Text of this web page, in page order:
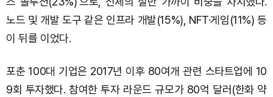
노드 및 개발 도구 같은 인프라 개발(15%), NFT·게임(11%) 등
이 뒤를 이었다.
포춘 100대 기업은 2017년 이후 80여개 관련 스타트업에 10
9회 투자했다. 참여한 투자 라운드 규모가 80억 달러(한화 약